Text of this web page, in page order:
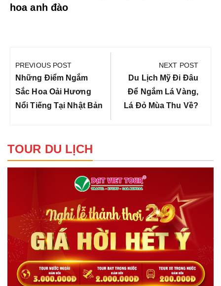
hoa anh đào
hướng
bài
viết
PREVIOUS POST
Previous
Post:
Những Điểm Ngắm
Sắc Hoa Oải Hương
Nổi Tiếng Tại Nhật Bản
NEXT POST
Next
Post:
Du Lịch Mỹ Đi Đâu
Để Ngắm Lá Vàng,
Lá Đỏ Mùa Thu Về?
TOUR DU LỊCH